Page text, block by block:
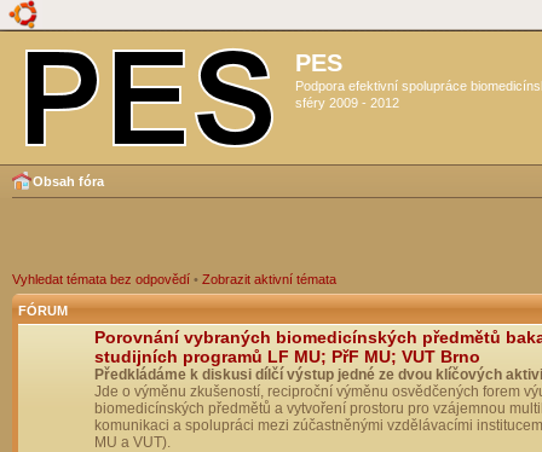
PES
Podpora efektivní spolupráce
sféry 2009 - 2012
Obsah fóra
Vyhledat témata bez odpovědí • Zobrazit aktivní témata
FÓRUM
Porovnání vybraných biomedicínských předmětů
studijních programů LF MU; PřF MU; VUT Brno
Předkládáme k diskusi dílčí výstup jedné ze dvou klíčových
Jde o výměnu zkušeností, reciproční výměnu osvědčených forem
biomedicínských předmětů a vytvoření prostoru pro vzájemnou
komunikaci a spolupráci mezi zúčastněnými vzdělávacími
MU a VUT).